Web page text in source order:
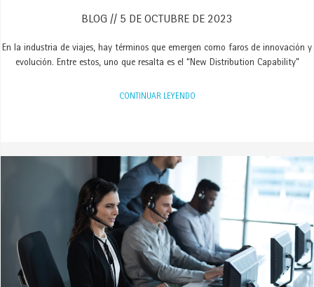
BLOG 5 DE OCTUBRE DE 2023
En la industria de viajes, hay términos que emergen como faros de innovación y
evolución. Entre estos, uno que resalta es el “New Distribution Capability”
CONTINUAR LEYENDO